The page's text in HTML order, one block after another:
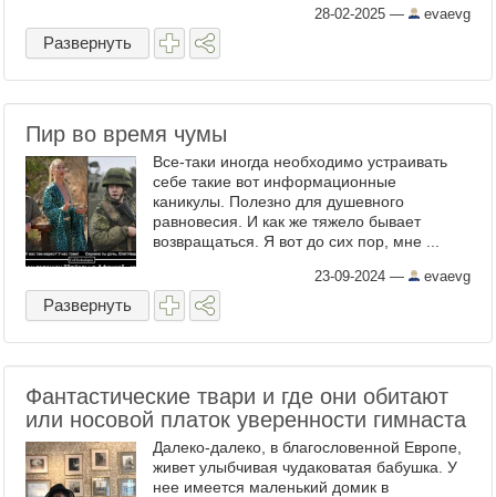
очередного приключения с камнями в
почках, а потому вместо ...
28-02-2025 — evaevg
Развернуть
Пир во время чумы
Все-таки иногда необходимо устраивать
себе такие вот информационные
каникулы. Полезно для душевного
равновесия. И как же тяжело бывает
возвращаться. Я вот до сих пор, мне ...
23-09-2024 — evaevg
Развернуть
Фантастические твари и где они обитают
или носовой платок уверенности гимнаста
Далеко-далеко, в благословенной Европе,
живет улыбчивая чудаковатая бабушка. У
нее имеется маленький домик в